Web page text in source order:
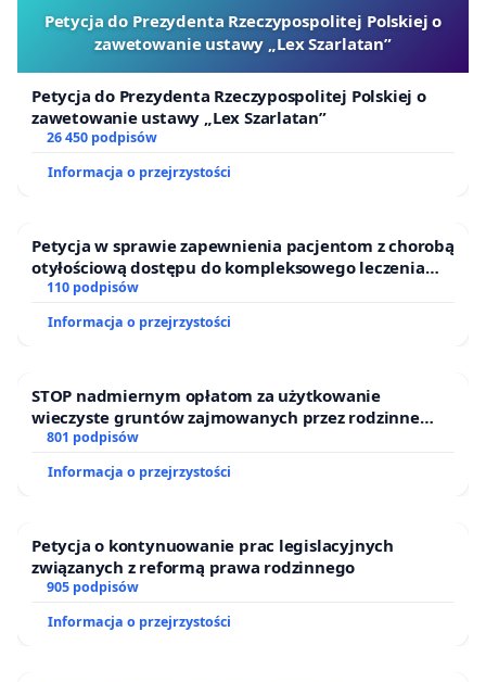
Petycja do Prezydenta Rzeczypospolitej Polskiej o
zawetowanie ustawy „Lex Szarlatan”
Petycja do Prezydenta Rzeczypospolitej Polskiej o
zawetowanie ustawy „Lex Szarlatan”
26 450 podpisów
Informacja o przejrzystości
Petycja w sprawie zapewnienia pacjentom z chorobą
otyłościową dostępu do kompleksowego leczenia
oraz programów profilaktycznych.
110 podpisów
Informacja o przejrzystości
STOP nadmiernym opłatom za użytkowanie
wieczyste gruntów zajmowanych przez rodzinne
ogrody działkowe.
801 podpisów
Informacja o przejrzystości
Petycja o kontynuowanie prac legislacyjnych
związanych z reformą prawa rodzinnego
905 podpisów
Informacja o przejrzystości